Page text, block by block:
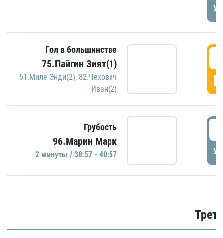
Гол в большинстве
75.Пайгин Зият(1)
51.Миле Энди(2), 82.Чехович
Иван(2)
Грубость
96.Марин Марк
2 минуты / 38:57 - 40:57